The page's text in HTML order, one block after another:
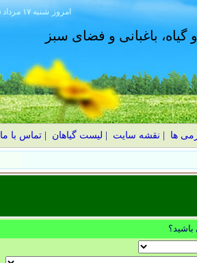
۱۴۰۵ شنبه ۱۷ مرداد امروز
گیاه، باغبانی و فضای سبز
ها نقشه سایت لیست گیاهان |تماس با ما
باشید؟